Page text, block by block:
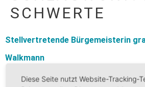
SCHWERTE
Stellvertretende Bürgemeisterin
Walkmann
Diese Seite nutzt Website-Tracking-